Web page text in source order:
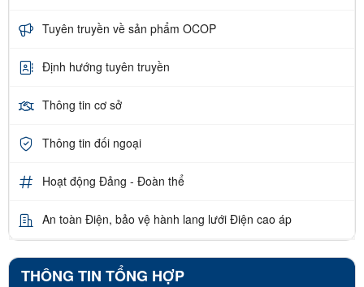
Tuyên truyền về sản phẩm OCOP
Định hướng tuyên truyền
Thông tin cơ sở
Thông tin đối ngoại
Hoạt động Đảng - Đoàn thể
An toàn Điện, bảo vệ hành lang lưới Điện cao áp
THÔNG TIN TỔNG HỢP